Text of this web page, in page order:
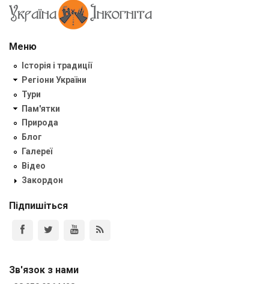
Меню
Історія і традиції
Регіони України
Тури
Пам'ятки
Природа
Блог
Галереї
Відео
Закордон
Підпишіться
Зв'язок з нами